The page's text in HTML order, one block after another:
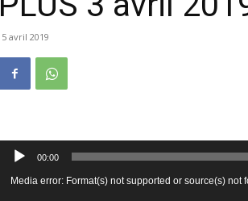
5 avril 2019
Lecteur 00:00
Lecteur
Media error: Format(s) not supported or source(s) not